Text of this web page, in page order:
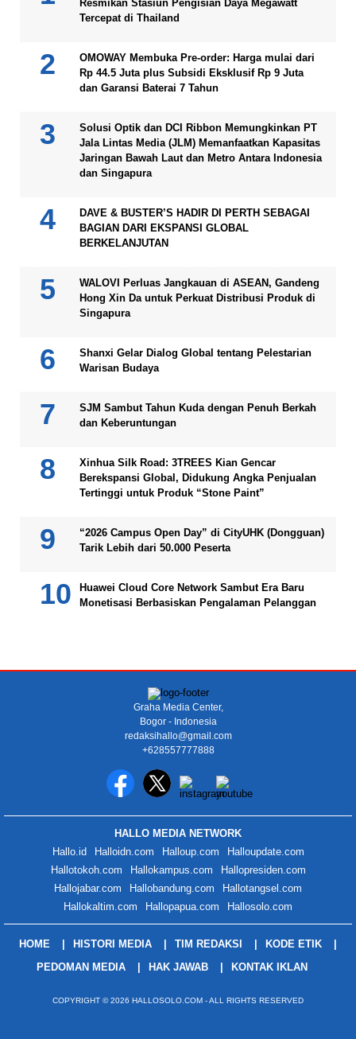
Resmikan Stasiun Pengisian Daya Megawatt
Tercepat di Thailand
OMOWAY Membuka Pre-order: Harga mulai dari
Rp 44.5 Juta plus Subsidi Eksklusif Rp 9 Juta
dan Garansi Baterai 7 Tahun
Solusi Optik dan DCI Ribbon Memungkinkan PT
Jala Lintas Media (JLM) Memanfaatkan Kapasitas
Jaringan Bawah Laut dan Metro Antara Indonesia
dan Singapura
DAVE & BUSTER’S HADIR DI PERTH SEBAGAI
BAGIAN DARI EKSPANSI GLOBAL
BERKELANJUTAN
WALOVI Perluas Jangkauan di ASEAN, Gandeng
Hong Xin Da untuk Perkuat Distribusi Produk di
Singapura
Shanxi Gelar Dialog Global tentang Pelestarian
Warisan Budaya
SJM Sambut Tahun Kuda dengan Penuh Berkah
dan Keberuntungan
Xinhua Silk Road: 3TREES Kian Gencar
Berekspansi Global, Didukung Angka Penjualan
Tertinggi untuk Produk “Stone Paint”
“2026 Campus Open Day” di CityUHK (Dongguan)
Tarik Lebih dari 50.000 Peserta
Huawei Cloud Core Network Sambut Era Baru
Monetisasi Berbasiskan Pengalaman Pelanggan
Graha Media Center,
Bogor - Indonesia
redaksihallo@gmail.com
+628557777888
HALLO MEDIA NETWORK
Hallo.id
Halloidn.com Halloup.com
Halloupdate.com
Hallotokoh.com
Hallokampus.com
Hallopresiden.com
Hallojabar.com
Hallobandung.com
Hallotangsel.com
Hallokaltim.com
Hallopapua.com Hallosolo.com
HOME HISTORI MEDIA TIM REDAKSI
KODE ETIK
PEDOMAN MEDIA
HAK JAWAB KONTAK IKLAN
COPYRIGHT © 2026 HALLOSOLO.COM - ALL RIGHTS RESERVED